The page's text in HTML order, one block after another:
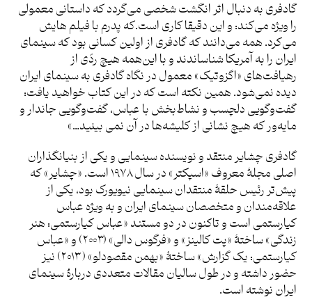
گادفری به دنبال اثر انگشت شخصی می‌گردد که داستانی معمولی
را ویژه می‌کند: و این دقیقا کاری است.که پدرم با فیلم هایش
می‌کرد. همه می‌دانند که گادفری از اولین کسانی بود که سینمای
ایران را به آمریکا شناساندند و با این‌همه هیچ ردّی از
رهیافت‌های «اگزوتیک» معمول در نگاه گادفری به سینمای ایران
دیده نمی‌شود. همین نکته است که در این کتاب خواهید یافت:
گفت‌وگویی دلچسب و نشاط‌بخش با عباس، گفت‌وگویی جاندار و
مایه‌ور که هیچ نشانی از کلیشه‌ها در آن نمی بینید…»
گادفری چشایر منتقد و نویسنده سینمایی و یکی از بنیانگذاران
اصلی مجلۀ معروف «اسپکتر» در سال ۱۹۷۸ است. «چشایر» که
پیش‌تر رئیس حلقۀ منتقدان سینمایی نیویورک بود، یکی از
علاقه‌مندان و متخصصان سینمای ایران و به ویژه عباس
کیارستمی است و تاکنون در دو مستند «عباس کیارستمی: هنر
زندگی» ساختۀ «پت کالینز» و «فرگوس دالی» (۲۰۰۳) و «عباس
کیارستمی: یک گزارش» ساختۀ «بهمن مقصودلو» (۲۰۱۳) نیز
حضور داشته و در طول سالیان مقالات متعددی دربارۀ سینمای
ایران نوشته است.